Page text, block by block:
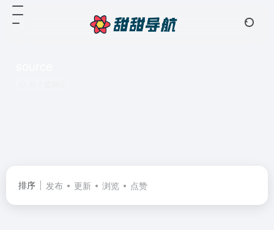
排序 发布 更新 浏览 点赞